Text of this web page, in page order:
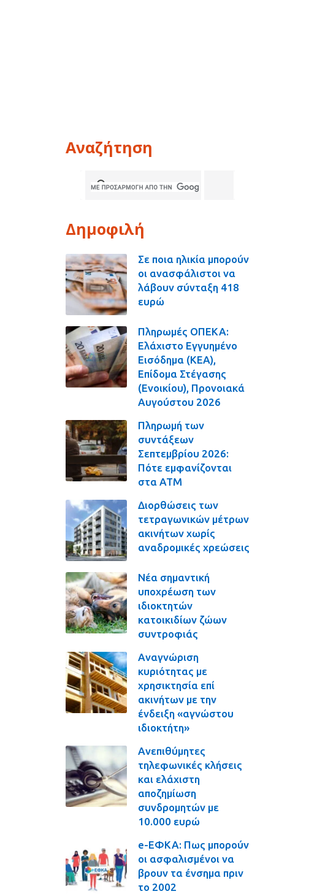
Αναζήτηση
Δημοφιλή
Σε ποια ηλικία μπορούν
οι ανασφάλιστοι να
λάβουν σύνταξη 418
ευρώ
Πληρωμές ΟΠΕΚΑ:
Ελάχιστο Εγγυημένο
Εισόδημα (ΚΕΑ),
Επίδομα Στέγασης
(Ενοικίου), Προνοιακά
Αυγούστου 2026
Πληρωμή των
συντάξεων
Σεπτεμβρίου 2026:
Πότε εμφανίζονται
στα ΑΤΜ
Διορθώσεις των
τετραγωνικών μέτρων
ακινήτων χωρίς
αναδρομικές χρεώσεις
Νέα σημαντική
υποχρέωση των
ιδιοκτητών
κατοικιδίων ζώων
συντροφιάς
Αναγνώριση
κυριότητας με
χρησικτησία επί
ακινήτων με την
ένδειξη «αγνώστου
ιδιοκτήτη»
Ανεπιθύμητες
τηλεφωνικές κλήσεις
και ελάχιστη
αποζημίωση
συνδρομητών με
10.000 ευρώ
e-ΕΦΚΑ: Πως μπορούν
οι ασφαλισμένοι να
βρουν τα ένσημα πριν
το 2002